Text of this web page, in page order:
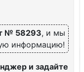
№ 58293, и мы
информацию!
и задайте